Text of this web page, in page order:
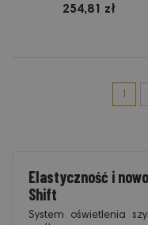
254,81 zł
1
Elastyczność i
Shift
System oświetlenia